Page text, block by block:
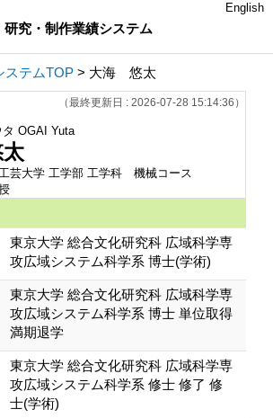
研究・制作業績システム
English
ステムTOP > 大海 悠太
（最終更新日 : 2026-07-28 15:14:36）
OGAI Yuta
芸大学 工学部 工学科 機械コース
東京大学 総合文化研究科 広域科学専
攻広域システム科学系 博士(学術)
東京大学 総合文化研究科 広域科学専
攻広域システム科学系 博士 単位取得
満期退学
東京大学 総合文化研究科 広域科学専
攻広域システム科学系 修士 修了 修
士(学術)